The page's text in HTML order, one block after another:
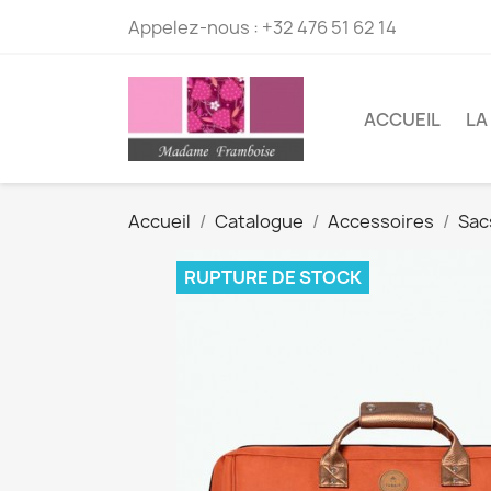
Appelez-nous : +32 476 51 62 14
ACCUEIL
Accueil Catalogue Accessoires
RUPTURE DE STOCK